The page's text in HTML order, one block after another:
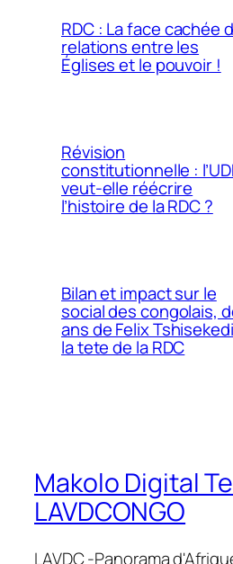
RDC : La face cachée
relations entre les
Églises et le pouvoir !
Révision
constitutionnelle :
veut-elle réécrire
l’histoire de la RDC ?
Bilan et impact sur le
social des congolais,
ans de Felix
la tete de la RDC
Makolo Digital
LAVDCONGO
LAVDC -Panorama